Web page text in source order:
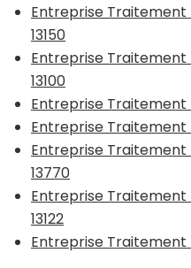
Entreprise Traitement
13150
Entreprise Traitement
13100
Entreprise Traitement
Entreprise Traitement
Entreprise Traitement
13770
Entreprise Traitement
13122
Entreprise Traitement